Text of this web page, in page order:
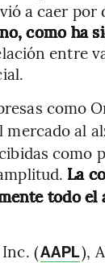
a caer por
como ha
entre
como
mercado al
como
La
todo el
(AAPL),